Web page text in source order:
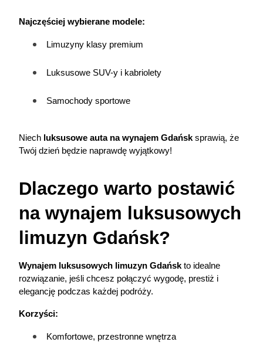
Najczęściej wybierane modele:
Limuzyny klasy premium
Luksusowe SUV-y i kabriolety
Samochody sportowe
Niech luksusowe auta na wynajem Gdańsk sprawią, że
Twój dzień będzie naprawdę wyjątkowy!
Dlaczego warto postawić
na wynajem luksusowych
limuzyn Gdańsk?
Wynajem luksusowych limuzyn Gdańsk to idealne
rozwiązanie, jeśli chcesz połączyć wygodę, prestiż i
elegancję podczas każdej podróży.
Korzyści:
Komfortowe, przestronne wnętrza